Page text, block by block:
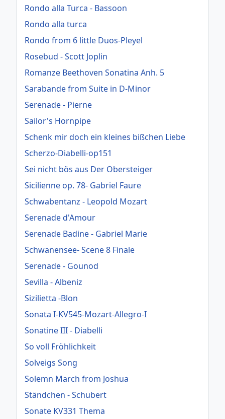
Rondo alla Turca - Bassoon
Rondo alla turca
Rondo from 6 little Duos-Pleyel
Rosebud - Scott Joplin
Romanze Beethoven Sonatina Anh. 5
Sarabande from Suite in D-Minor
Serenade - Pierne
Sailor's Hornpipe
Schenk mir doch ein kleines bißchen Liebe
Scherzo-Diabelli-op151
Sei nicht bös aus Der Obersteiger
Sicilienne op. 78- Gabriel Faure
Schwabentanz - Leopold Mozart
Serenade d'Amour
Serenade Badine - Gabriel Marie
Schwanensee- Scene 8 Finale
Serenade - Gounod
Sevilla - Albeniz
Sizilietta -Blon
Sonata I-KV545-Mozart-Allegro-I
Sonatine III - Diabelli
So voll Fröhlichkeit
Solveigs Song
Solemn March from Joshua
Ständchen - Schubert
Sonate KV331 Thema